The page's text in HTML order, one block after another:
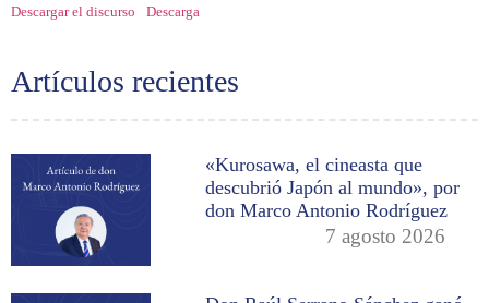
Artículos recientes
«Kurosawa, el cineasta que
descubrió Japón al mundo», por
don Marco Antonio Rodríguez
7 agosto 2026
Descargar el discurso Descarga